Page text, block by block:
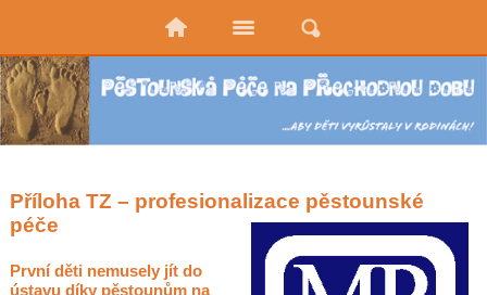
Příloha TZ – profesionalizace pěstounské
péče
První děti nemusely jít do
ústavu díky pěstounům na